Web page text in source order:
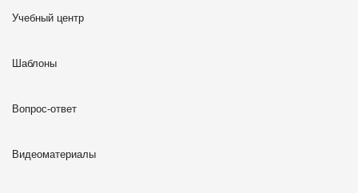
Учебный центр
Шаблоны
Вопрос-ответ
Видеоматериалы